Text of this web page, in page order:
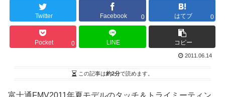
Twitter Facebook 0 はてブ 0
Pocket 0 LINE コピー
2011.06.14
この記事は約2分で読めます。